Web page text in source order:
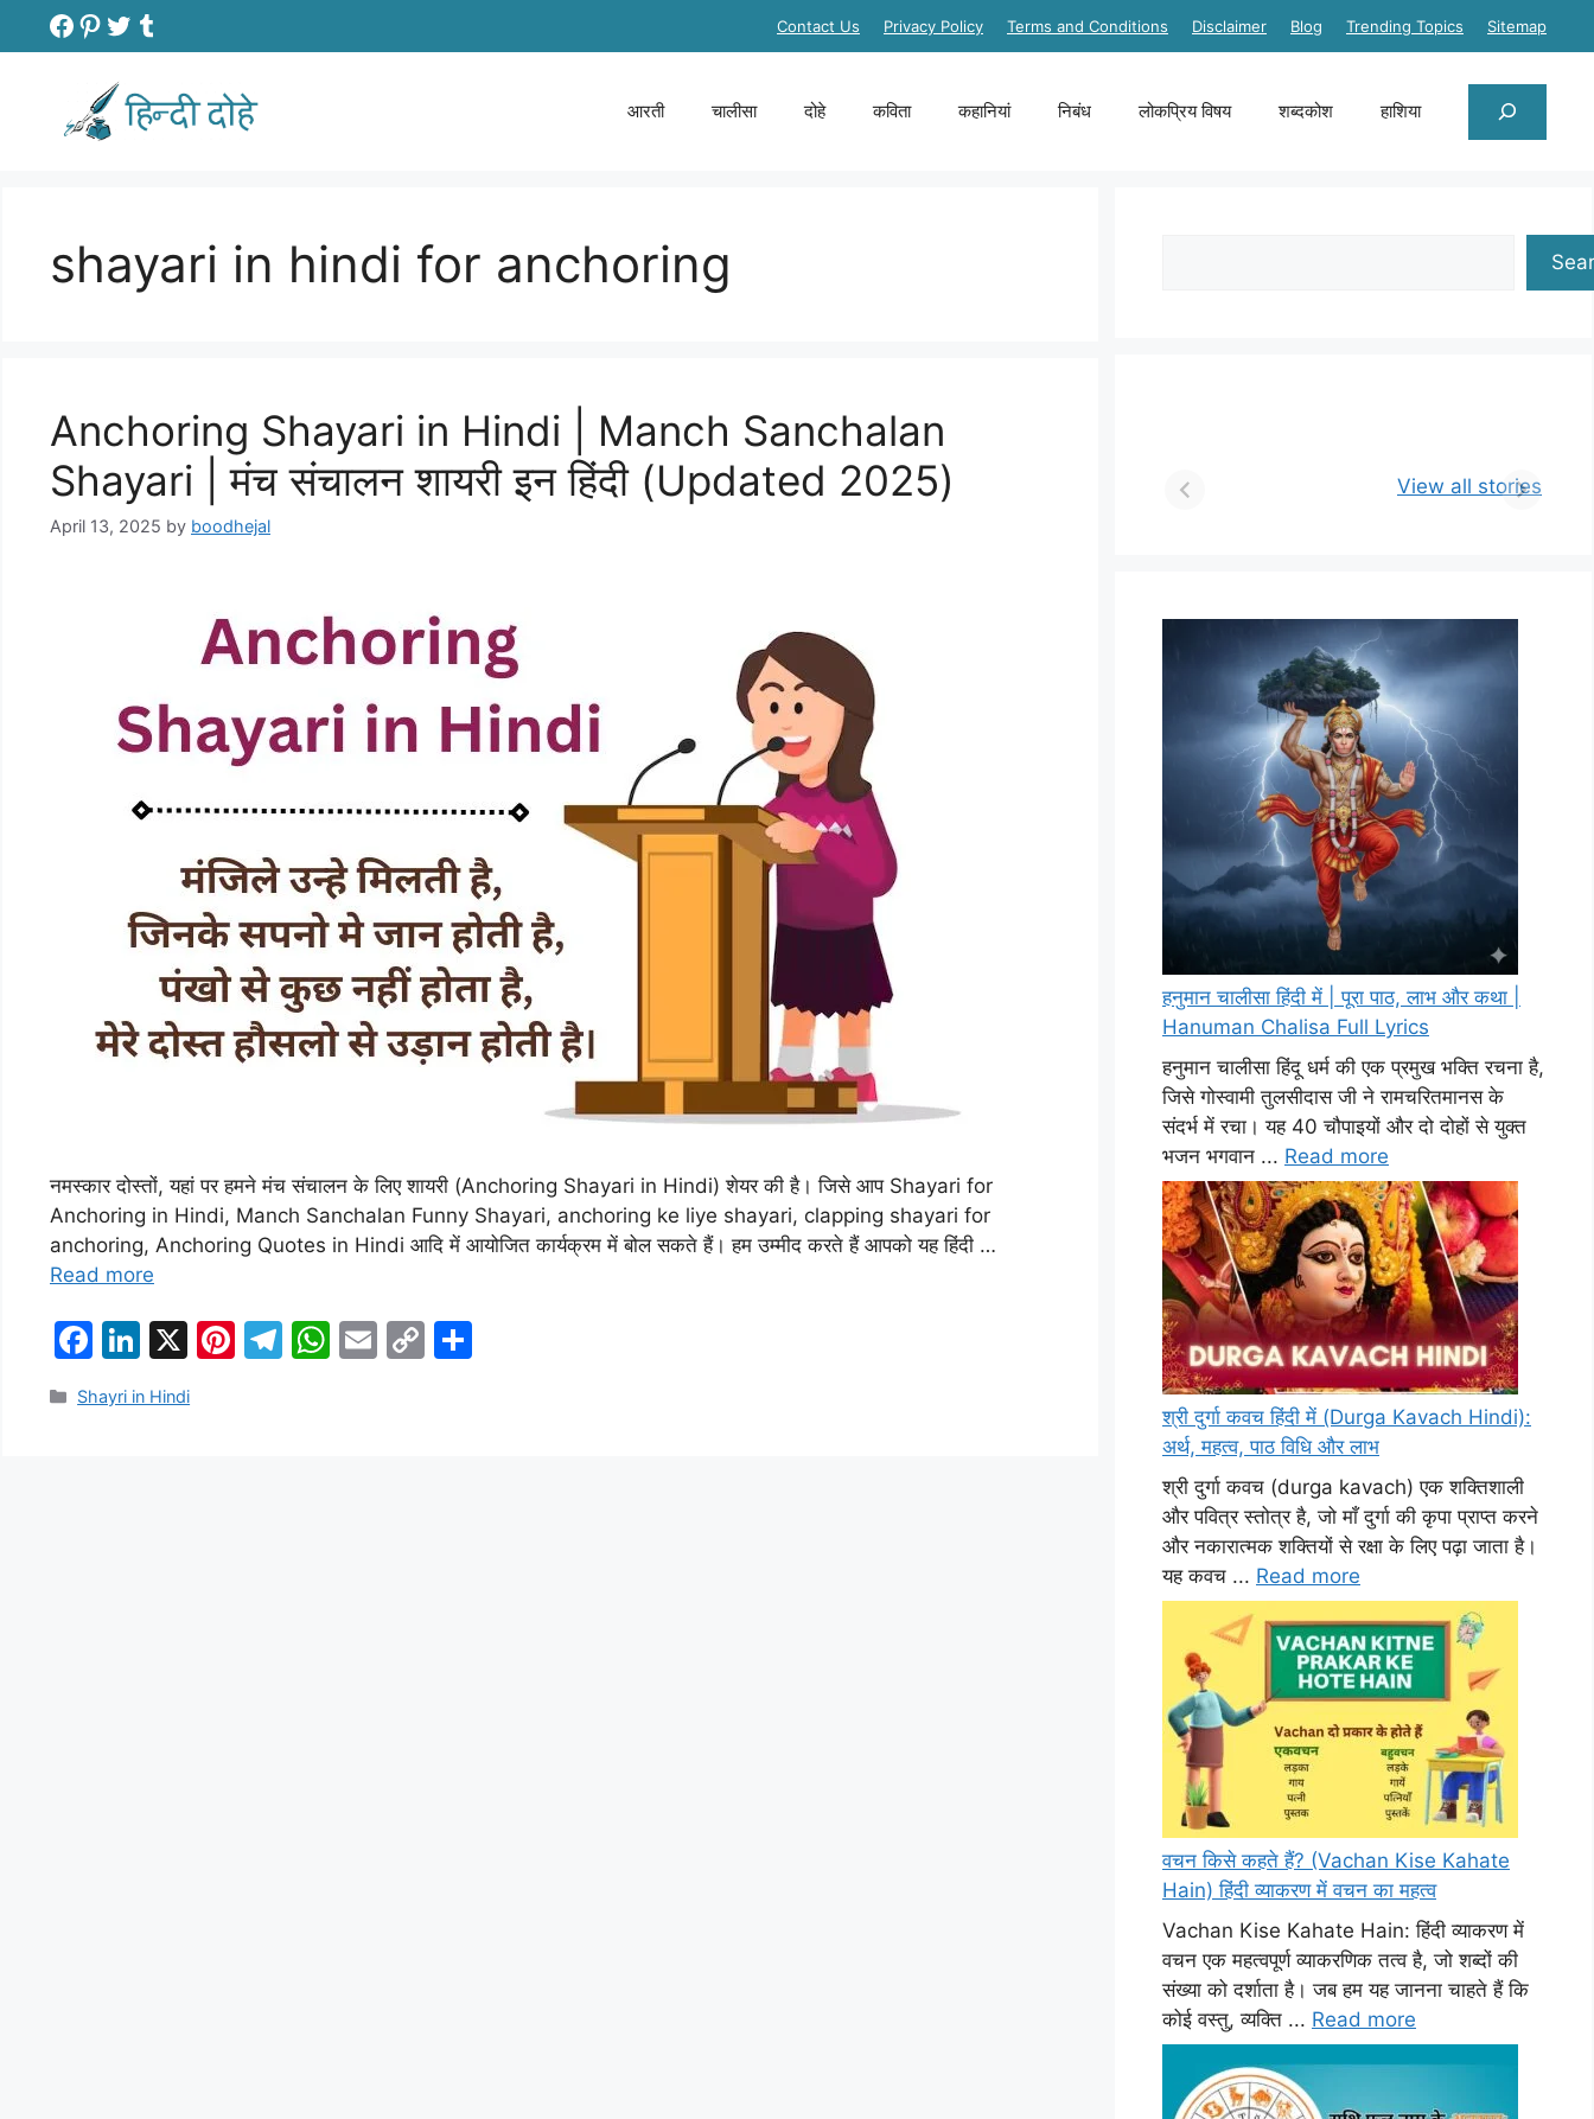
Contact Us Privacy Policy Terms and Conditions Disclaimer Blog Trending Topics Sitemap
Facebook
Pinterest
Twitter
Tumblr
आरती चालीसा दोहे कविता कहानियां निबंध लोकप्रिय विषय शब्दकोश हाशिया
shayari in hindi for anchoring
Anchoring Shayari in Hindi | Manch Sanchalan
Shayari | मंच संचालन शायरी इन हिंदी (Updated 2025)
April 13, 2025 by boodhejal
नमस्कार दोस्तों, यहां पर हमने मंच संचालन के लिए शायरी (Anchoring Shayari in Hindi) शेयर की है। जिसे आप Shayari for
Anchoring in Hindi, Manch Sanchalan Funny Shayari, anchoring ke liye shayari, clapping shayari for
anchoring, Anchoring Quotes in Hindi आदि में आयोजित कार्यक्रम में बोल सकते हैं। हम उम्मीद करते हैं आपको यह हिंदी …
Read more
F
c
Li
n
k
X
Pi T
W E
C
Categories
Shayri in Hindi
View all stories
हनुमान चालीसा हिंदी में | पूरा पाठ, लाभ और कथा |
Hanuman Chalisa Full Lyrics
हनुमान चालीसा हिंदू धर्म की एक प्रमुख भक्ति रचना है,
जिसे गोस्वामी तुलसीदास जी ने रामचरितमानस के
संदर्भ में रचा। यह 40 चौपाइयों और दो दोहों से युक्त
भजन भगवान ... Read more
श्री दुर्गा कवच हिंदी में (Durga Kavach Hindi):
अर्थ, महत्व, पाठ विधि और लाभ
श्री दुर्गा कवच (durga kavach) एक शक्तिशाली
और पवित्र स्तोत्र है, जो माँ दुर्गा की कृपा प्राप्त करने
और नकारात्मक शक्तियों से रक्षा के लिए पढ़ा जाता है।
यह कवच ... Read more
वचन किसे कहते हैं? (Vachan Kise Kahate
Hain) हिंदी व्याकरण में वचन का महत्व
Vachan Kise Kahate Hain: हिंदी व्याकरण में
वचन एक महत्वपूर्ण व्याकरणिक तत्व है, जो शब्दों की
संख्या को दर्शाता है। जब हम यह जानना चाहते हैं कि
कोई वस्तु, व्यक्ति ... Read more